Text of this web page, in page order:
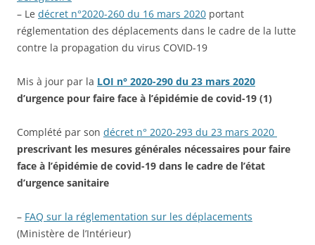
– Le décret n°2020-260 du 16 mars 2020 portant
réglementation des déplacements dans le cadre de la lutte
contre la propagation du virus COVID-19
Mis à jour par la LOI n° 2020-290 du 23 mars 2020
d’urgence pour faire face à l’épidémie de covid-19 (1)
Complété par son décret n° 2020-293 du 23 mars 2020
prescrivant les mesures générales nécessaires pour faire
face à l’épidémie de covid-19 dans le cadre de l’état
d’urgence sanitaire
– FAQ sur la réglementation sur les déplacements
(Ministère de l’Intérieur)